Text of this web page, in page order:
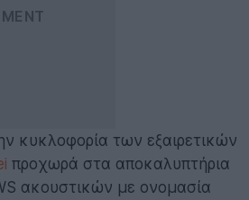
κυκλοφορία των εξαιρετικών
προχωρά στα αποκαλυπτήρια
ακουστικών με ονομασία